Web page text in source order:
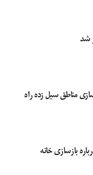
شد
مناطق سیل زده راه
بازسازی‌ خانه‌